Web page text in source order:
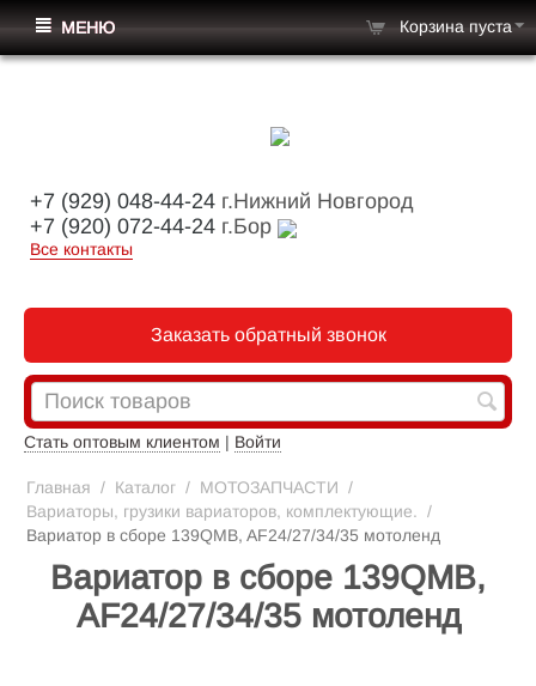
+7 (929) 048-44-24 г.Нижний Новгород
+7 (920) 072-44-24 г.Бор
Все контакты
Заказать обратный звонок
Стать оптовым клиентом | Войти
МЕНЮ Корзина пуста
Главная / Каталог / МОТОЗАПЧАСТИ /
Вариаторы, грузики вариаторов, комплектующие. /
Вариатор в сборе 139QMB, AF24/27/34/35 мотоленд
Вариатор в сборе 139QMB,
AF24/27/34/35 мотоленд